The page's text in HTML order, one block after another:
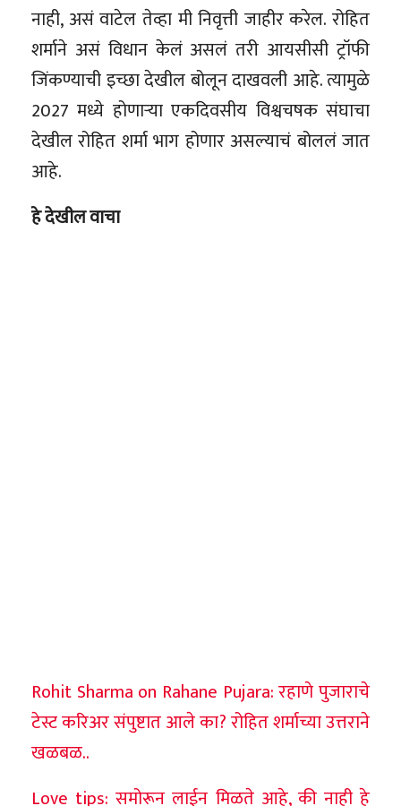
नाही, असं वाटेल तेव्हा मी निवृत्ती जाहीर करेल. रोहित
शर्माने असं विधान केलं असलं तरी आयसीसी ट्रॉफी
जिंकण्याची इच्छा देखील बोलून दाखवली आहे. त्यामुळे
2027 मध्ये होणाऱ्या एकदिवसीय विश्वचषक संघाचा
देखील रोहित शर्मा भाग होणार असल्याचं बोललं जात
आहे.
हे देखील वाचा
Rohit Sharma on Rahane Pujara: रहाणे पुजाराचे
टेस्ट करिअर संपुष्टात आले का? रोहित शर्माच्या उत्तराने
खळबळ..
Love tips: समोरून लाईन मिळते आहे, की नाही हे